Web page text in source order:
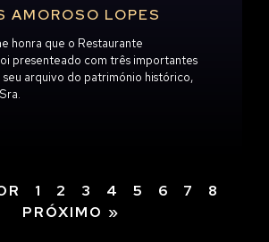
AMOROSO LOPES
honra que o Restaurante
presenteado com três importantes
seu arquivo do património histórico,
1 2 3 4 5 6 7
8
PRÓXIMO »